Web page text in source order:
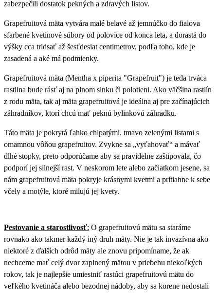
zabezpečili dostatok pekných a zdravých listov.
Grapefruitová mäta vytvára malé belavé až jemnúčko do fialova
sfarbené kvetinové súbory od polovice od konca leta, a dorastá do
výšky cca tridsať až šesťdesiat centimetrov, podľa toho, kde je
zasadená a aké má podmienky.
Grapefruitová mäta (Mentha x piperita "Grapefruit") je teda trváca
rastlina bude rásť aj na plnom slnku či polotieni. Ako väčšina rastlín
z rodu mäta, tak aj mäta grapefruitová je ideálna aj pre začínajúcich
záhradníkov, ktorí chcú mať peknú bylinkovú záhradku.
Táto mäta je pokrytá ľahko chlpatými, tmavo zelenými listami s
omamnou vôňou grapefruitov. Zvykne sa „vyťahovať“ a mávať
dlhé stopky, preto odporúčame aby sa pravidelne zaštipovala, čo
podporí jej silnejší rast. V neskorom lete alebo začiatkom jesene, sa
nám grapefruitová mäta pokryje krásnymi kvetmi a pritiahne k sebe
včely a motýle, ktoré milujú jej kvety.
Pestovanie a starostlivosť: O grapefruitovú mätu sa staráme
rovnako ako takmer každý iný druh mäty. Nie je tak invazívna ako
niektoré z ďalších odrôd mäty ale znovu pripomíname, že ak
nechceme mať celý dvor zaplnený mätou v priebehu niekoľkých
rokov, tak je najlepšie umiestniť rastúci grapefruitovú mätu do
veľkého kvetináča alebo bezodnej nádoby, aby sa korene nedostali